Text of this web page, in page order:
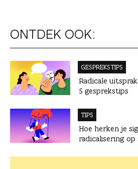
ONTDEK OOK:
GESPREKSTIPS
Radicale
5 gesprekstips
TIPS
Hoe herken je
radicalisering op